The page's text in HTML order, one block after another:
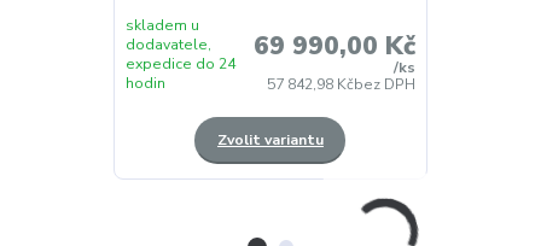
69 990,00 Kč
/ks
57 842,98 Kčbez DPH
skladem u
dodavatele,
expedice do 24
hodin
Zvolit variantu